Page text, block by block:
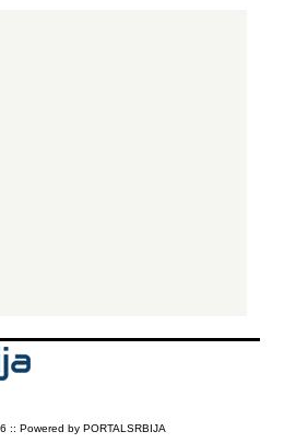
:: Powered by PORTALSRBIJA